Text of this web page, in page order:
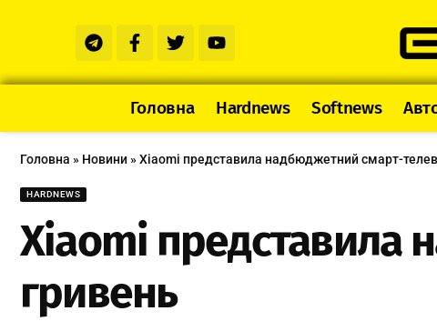
Головна Hardnews Softnews
Головна » Новини»Xiaomi представила надбюджетний смарт-
HARDNEWS
Xiaomi представила
гривень